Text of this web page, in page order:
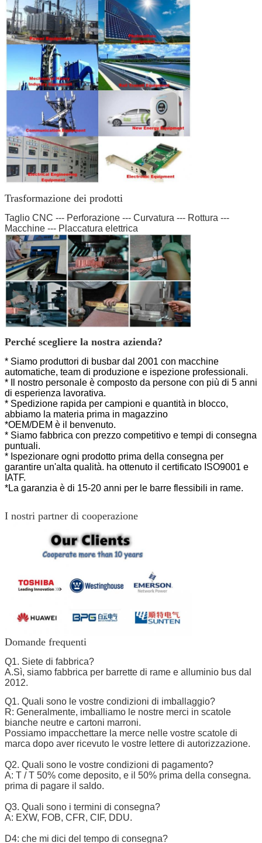
Trasformazione dei prodotti
Taglio CNC --- Perforazione --- Curvatura --- Rottura ---
Macchine --- Placcatura elettrica
Perché scegliere la nostra azienda?
* Siamo produttori di busbar dal 2001 con macchine
automatiche, team di produzione e ispezione professionali.
* Il nostro personale è composto da persone con più di 5 anni
di esperienza lavorativa.
* Spedizione rapida per campioni e quantità in blocco,
abbiamo la materia prima in magazzino
*OEM/DEM è il benvenuto.
* Siamo fabbrica con prezzo competitivo e tempi di consegna
puntuali.
* Ispezionare ogni prodotto prima della consegna per
garantire un'alta qualità. ha ottenuto il certificato ISO9001 e
IATF.
*La garanzia è di 15-20 anni per le barre flessibili in rame.
I nostri partner di cooperazione
Domande frequenti
Q1. Siete di fabbrica?
A.Sì, siamo fabbrica per barrette di rame e alluminio bus dal
2012.
Q1. Quali sono le vostre condizioni di imballaggio?
R: Generalmente, imballiamo le nostre merci in scatole
bianche neutre e cartoni marroni.
Possiamo impacchettare la merce nelle vostre scatole di
marca dopo aver ricevuto le vostre lettere di autorizzazione.
Q2. Quali sono le vostre condizioni di pagamento?
A: T / T 50% come deposito, e il 50% prima della consegna.
prima di pagare il saldo.
Q3. Quali sono i termini di consegna?
A: EXW, FOB, CFR, CIF, DDU.
D4: che mi dici del tempo di consegna?